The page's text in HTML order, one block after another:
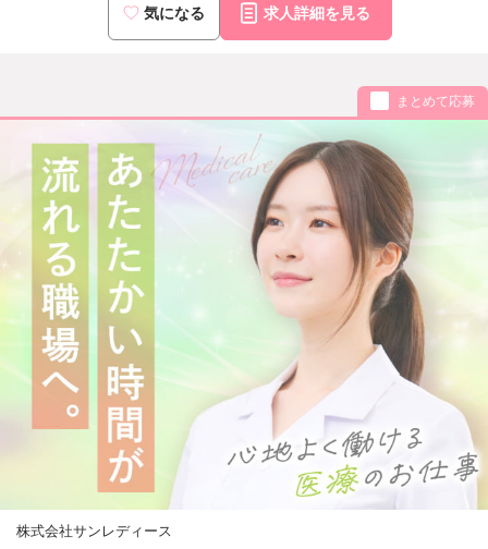
気になる 求人詳細を見る
まとめて応募
株式会社サンレディース